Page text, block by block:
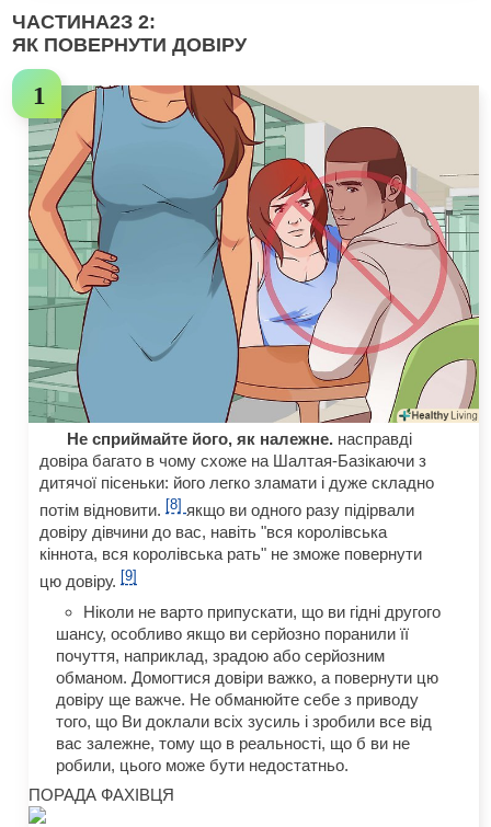
ЧАСТИНА2З 2:
ЯК ПОВЕРНУТИ ДОВІРУ
Не сприймайте його, як належне. насправді
довіра багато в чому схоже на Шалтая-Базікаючи з
дитячої пісеньки: його легко зламати і дуже складно
потім відновити. [8] якщо ви одного разу підірвали
довіру дівчини до вас, навіть "вся королівська
кіннота, вся королівська рать" не зможе повернути
цю довіру. [9]
Ніколи не варто припускати, що ви гідні другого
шансу, особливо якщо ви серйозно поранили її
почуття, наприклад, зрадою або серйозним
обманом. Домогтися довіри важко, а повернути цю
довіру ще важче. Не обманюйте себе з приводу
того, що Ви доклали всіх зусиль і зробили все від
вас залежне, тому що в реальності, що б ви не
робили, цього може бути недостатньо.
ПОРАДА ФАХІВЦЯ